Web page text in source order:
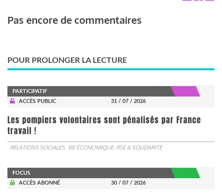
Pas encore de commentaires
POUR PROLONGER LA LECTURE
PARTICIPATIF
ACCÈS PUBLIC
31 / 07 / 2026
Les pompiers volontaires sont pénalisés par France
travail !
RELATIONS SOCIALES VIE ÉCONOMIQUE, RSE & SOLIDARITÉ
FOCUS
ACCÈS ABONNÉ
30 / 07 / 2026